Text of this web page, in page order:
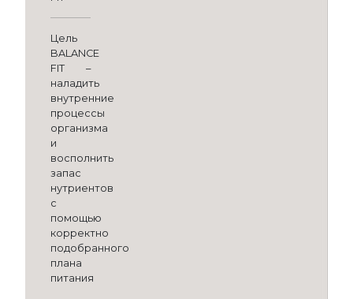
Цель
BALANCE
FIT –
наладить
внутренние
процессы
организма
и
восполнить
запас
нутриентов
с
помощью
корректно
подобранного
плана
питания